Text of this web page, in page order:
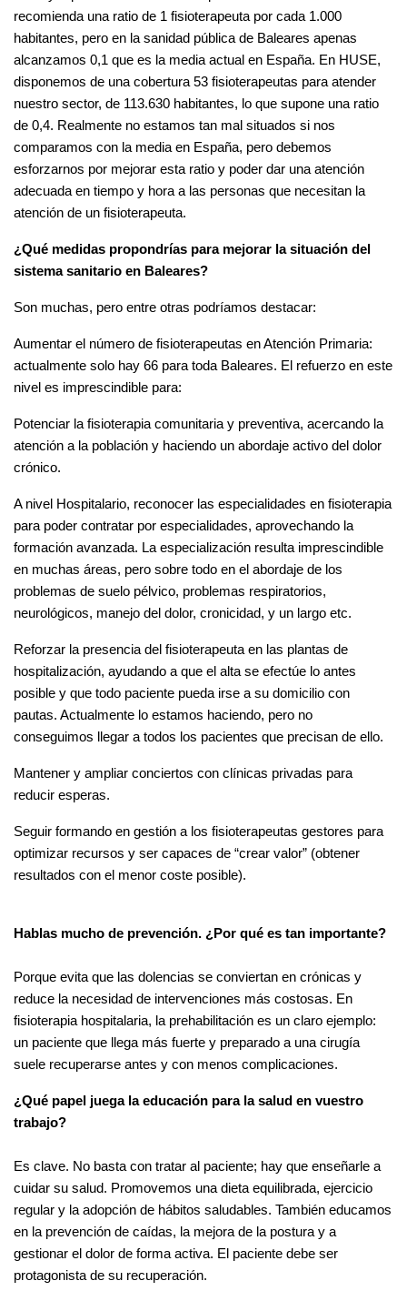
recomienda una ratio de 1 fisioterapeuta por cada 1.000
habitantes, pero en la sanidad pública de Baleares apenas
alcanzamos 0,1 que es la media actual en España. En HUSE,
disponemos de una cobertura 53 fisioterapeutas para atender
nuestro sector, de 113.630 habitantes, lo que supone una ratio
de 0,4. Realmente no estamos tan mal situados si nos
comparamos con la media en España, pero debemos
esforzarnos por mejorar esta ratio y poder dar una atención
adecuada en tiempo y hora a las personas que necesitan la
atención de un fisioterapeuta.
¿Qué medidas propondrías para mejorar la situación del
sistema sanitario en Baleares?
Son muchas, pero entre otras podríamos destacar:
Aumentar el número de fisioterapeutas en Atención Primaria:
actualmente solo hay 66 para toda Baleares. El refuerzo en este
nivel es imprescindible para:
Potenciar la fisioterapia comunitaria y preventiva, acercando la
atención a la población y haciendo un abordaje activo del dolor
crónico.
A nivel Hospitalario, reconocer las especialidades en fisioterapia
para poder contratar por especialidades, aprovechando la
formación avanzada. La especialización resulta imprescindible
en muchas áreas, pero sobre todo en el abordaje de los
problemas de suelo pélvico, problemas respiratorios,
neurológicos, manejo del dolor, cronicidad, y un largo etc.
Reforzar la presencia del fisioterapeuta en las plantas de
hospitalización, ayudando a que el alta se efectúe lo antes
posible y que todo paciente pueda irse a su domicilio con
pautas. Actualmente lo estamos haciendo, pero no
conseguimos llegar a todos los pacientes que precisan de ello.
Mantener y ampliar conciertos con clínicas privadas para
reducir esperas.
Seguir formando en gestión a los fisioterapeutas gestores para
optimizar recursos y ser capaces de “crear valor” (obtener
resultados con el menor coste posible).
Hablas mucho de prevención. ¿Por qué es tan importante?
Porque evita que las dolencias se conviertan en crónicas y
reduce la necesidad de intervenciones más costosas. En
fisioterapia hospitalaria, la prehabilitación es un claro ejemplo:
un paciente que llega más fuerte y preparado a una cirugía
suele recuperarse antes y con menos complicaciones.
¿Qué papel juega la educación para la salud en vuestro
trabajo?
Es clave. No basta con tratar al paciente; hay que enseñarle a
cuidar su salud. Promovemos una dieta equilibrada, ejercicio
regular y la adopción de hábitos saludables. También educamos
en la prevención de caídas, la mejora de la postura y a
gestionar el dolor de forma activa. El paciente debe ser
protagonista de su recuperación.